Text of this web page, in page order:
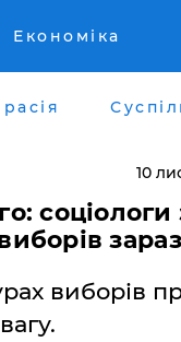
Економіка
расія
10
соціологи
зараз
виборів